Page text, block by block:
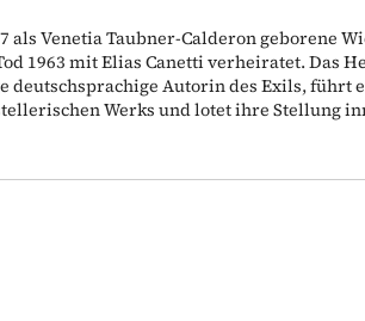
als Venetia Taubner-Calderon geborene
1963 mit Elias Canetti verheiratet. Das
deutschsprachige Autorin des Exils, führt
Werks und lotet ihre Stellung